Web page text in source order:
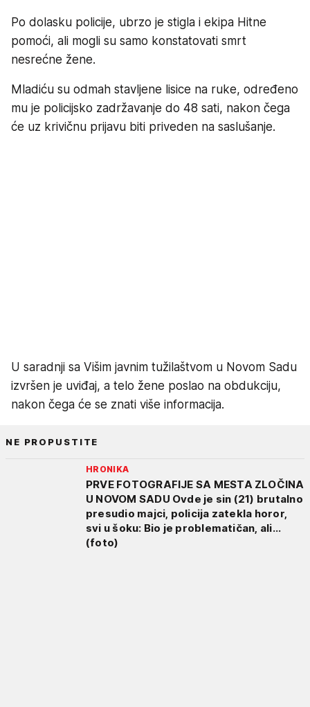
Po dolasku policije, ubrzo je stigla i ekipa Hitne
pomoći, ali mogli su samo konstatovati smrt
nesrećne žene.
Mladiću su odmah stavljene lisice na ruke, određeno
mu je policijsko zadržavanje do 48 sati, nakon čega
će uz krivičnu prijavu biti priveden na saslušanje.
U saradnji sa Višim javnim tužilaštvom u Novom Sadu
izvršen je uviđaj, a telo žene poslao na obdukciju,
nakon čega će se znati više informacija.
NE PROPUSTITE
HRONIKA
PRVE FOTOGRAFIJE SA MESTA ZLOČINA
U NOVOM SADU Ovde je sin (21) brutalno
presudio majci, policija zatekla horor,
svi u šoku: Bio je problematičan, ali...
(foto)